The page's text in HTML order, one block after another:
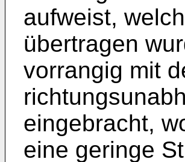
aufweist,
übertragen
vorrangig mit
eingebracht,
eine geringe